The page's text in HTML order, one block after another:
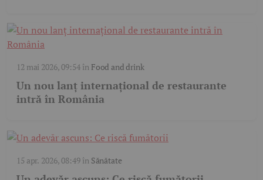
12 mai 2026, 09:54în Food and drink
Un nou lanț internațional de restaurante
intră în România
15 apr. 2026, 08:49în Sănătate